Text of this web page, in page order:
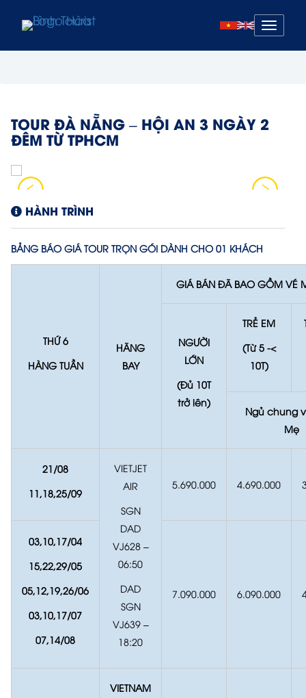
Mở
menu
TOUR ĐÀ NẴNG – HỘI AN 3 NGÀY 2
ĐÊM TỪ TPHCM
HÀNH TRÌNH
BẢNG BÁO GIÁ TOUR TRỌN GÓI DÀNH CHO 01 KHÁCH
THỨ 6
HÀNG TUẦN
HÃNG
BAY
GIÁ BÁN ĐÃ BAO GỒM VÉ
NGƯỜI
LỚN
(Đủ 10T
trở lên)
TRẺ EM
(Từ 5 -<
10T)
Ngủ chung
Mẹ
21/08
11,18,25/09
VIETJET
AIR
SGN
DAD
VJ628 –
06:50
DAD
SGN
VJ639 –
18:20
5.690.000 4.690.000
03,10,17/04
15,22,29/05
05,12,19,26/06
03,10,17/07
07,14/08
7.090.000 6.090.000
VIETNAM